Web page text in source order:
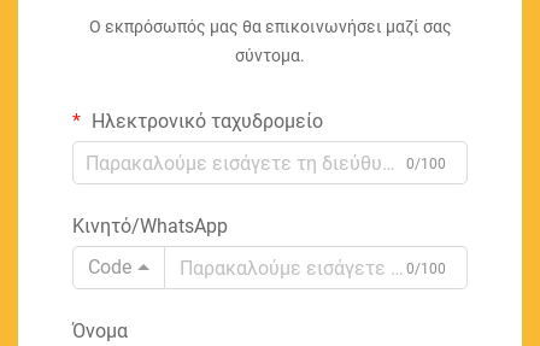
Ο εκπρόσωπός μας θα επικοινωνήσει μαζί σας
σύντομα.
Ηλεκτρονικό ταχυδρομείο
0/100
Κινητό/WhatsApp
Code
0/100
Όνομα